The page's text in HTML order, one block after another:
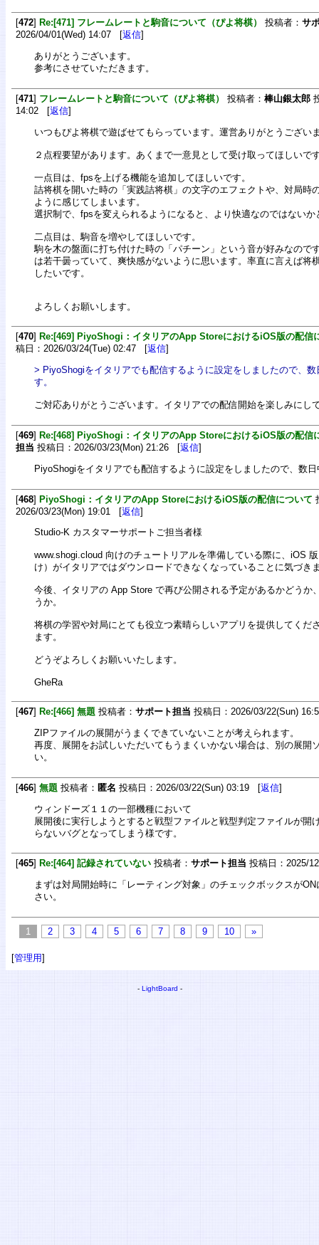
[472] Re:[471] フレームレートと駒音について（ぴよ将棋） 投稿者： サ
2026/04/01(Wed) 14:07 [返信]
ありがとうございます。
参考にさせていただきます。
[471] フレームレートと駒音について（ぴよ将棋） 投稿者： 棒山銀太郎
14:02 [返信]
いつもぴよ将棋で遊ばせてもらっています。運営ありがとうござい
２点程要望があります。あくまで一意見として受け取ってほしいで
一点目は、fpsを上げる機能を追加してほしいです。
詰将棋を開いた時の「実践詰将棋」の文字のエフェクトや、対局時
ように感じてしまいます。
選択制で、fpsを変えられるようになると、より快適なのではないか
二点目は、駒音を増やしてほしいです。
駒を木の盤面に打ち付けた時の「パチーン」という音が好みなので
は若干曇っていて、爽快感がないように思います。率直に言えば将
したいです。
よろしくお願いします。
[470] Re:[469] PiyoShogi：イタリアのApp StoreにおけるiOS版の配信
稿日：2026/03/24(Tue) 02:47 [返信]
> PiyoShogiをイタリアでも配信するように設定をしましたので、
す。
ご対応ありがとうございます。イタリアでの配信開始を楽しみにし
[469] Re:[468] PiyoShogi：イタリアのApp StoreにおけるiOS版の配信
担当 投稿日：2026/03/23(Mon) 21:26 [返信]
PiyoShogiをイタリアでも配信するように設定をしましたので、数
[468] PiyoShogi：イタリアのApp StoreにおけるiOS版の配信について
2026/03/23(Mon) 19:01 [返信]
Studio-K カスタマーサポートご担当者様
www.shogi.cloud 向けのチュートリアルを準備している際に、iOS
け）がイタリアではダウンロードできなくなっていることに気づき
今後、イタリアの App Store で再び公開される予定があるかどうか
うか。
将棋の学習や対局にとても役立つ素晴らしいアプリを提供してくだ
ます。
どうぞよろしくお願いいたします。
GheRa
[467] Re:[466] 無題 投稿者： サポート担当 投稿日：2026/03/22(Sun)
ZIPファイルの展開がうまくできていないことが考えられます。
再度、展開をお試しいただいてもうまくいかない場合は、別の展開
い。
[466] 無題 投稿者： 匿名 投稿日：2026/03/22(Sun) 03:19 [返信]
ウィンドーズ１１の一部機種において
展開後に実行しようとすると戦型ファイルと戦型判定ファイルが開
らないバグとなってしまう様です。
[465] Re:[464] 記録されていない 投稿者： サポート担当 投稿日：2025/
まずは対局開始時に「レーティング対象」のチェックボックスが
さい。
1 2 3 4 5 6 7 8 9 10 »
[管理用]
- LightBoard -